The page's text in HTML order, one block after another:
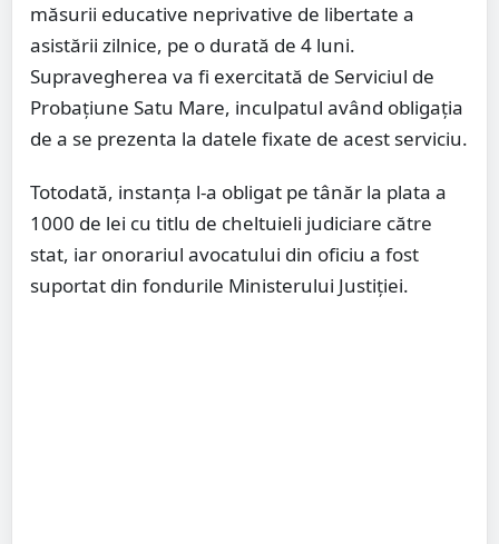
măsurii educative neprivative de libertate a
asistării zilnice, pe o durată de 4 luni.
Supravegherea va fi exercitată de Serviciul de
Probațiune Satu Mare, inculpatul având obligația
de a se prezenta la datele fixate de acest serviciu.
Totodată, instanța l-a obligat pe tânăr la plata a
1000 de lei cu titlu de cheltuieli judiciare către
stat, iar onorariul avocatului din oficiu a fost
suportat din fondurile Ministerului Justiției.